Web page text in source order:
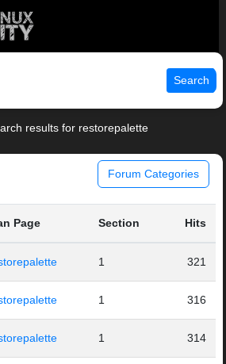
Search
results for restorepalette
Forum Categories
Page Section Hits
1 321
1 316
1 314